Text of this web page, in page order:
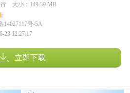
大小：149.39 MB
14027117号-5A
23 12:27:17
立即下载